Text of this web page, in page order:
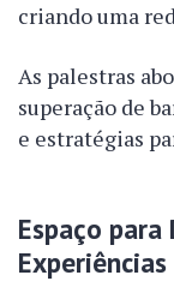
criando uma
As palestras
superação de
e estratégias
Espaço
Experiências